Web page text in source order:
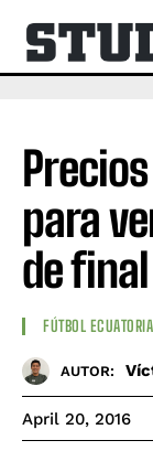
para
de final
FÚTBOL
AUTOR:
April 20, 2016